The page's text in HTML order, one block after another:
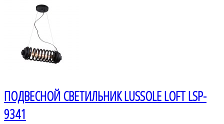
ПОДВЕСНОЙ СВЕТИЛЬНИК LUSSOLE LOFT LSP-
9341